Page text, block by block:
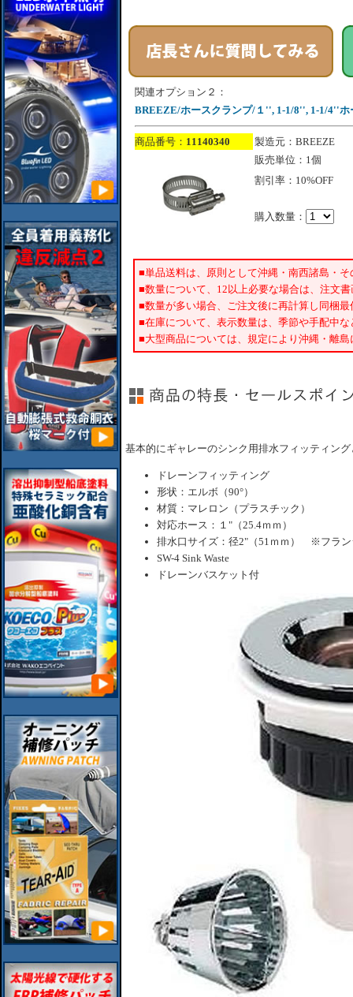
関連オプション２：
BREEZE/ホースクランプ/１'', 1-1/8'', 1-1/4''ホ
商品番号： 11140340
製造元：BREEZE
販売単位：1個
割引率：10%OFF
購入数量：
■単品送料は、原則として沖縄・南西諸島・
■数量について、12以上必要な場合は、注文
■数量が多い場合、ご注文後に再計算し同梱
■在庫について、表示数量は、季節や手配中
■大型商品については、規定により沖縄・離
基本的にギャレーのシンク用排水フィッティン
ドレーンフィッティング
形状：エルボ（90°）
材質：マレロン（プラスチック）
対応ホース：１"（25.4ｍｍ）
排水口サイズ：径2"（51ｍｍ） ※フラン
SW-4 Sink Waste
ドレーンバスケット付